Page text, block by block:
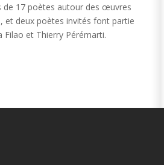
de 17 poètes autour des œuvres
et deux poètes invités font partie
Filao et Thierry Pérémarti.